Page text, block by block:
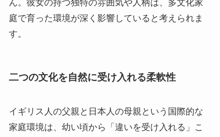
ん。彼女の持つ独特の雰囲気や人柄は、多文化家
庭で育った環境が深く影響していると考えられま
す。
二つの文化を自然に受け入れる柔軟性
イギリス人の父親と日本人の母親という国際的な
家庭環境は、幼い頃から「違いを受け入れる」こ